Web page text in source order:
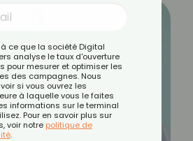
ce que la société Digital
analyse le taux d'ouverture
pour mesurer et optimiser les
des campagnes. Nous
si vous ouvrez les
à laquelle vous le faites
informations sur le terminal
Pour en savoir plus sur
voir notre politique de
.